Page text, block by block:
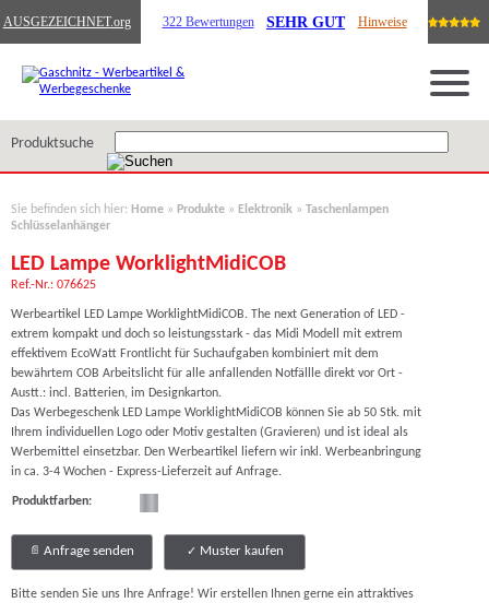
AUSGEZEICHNET.org 322 Bewertungen SEHR GUT Hinweise
Produktsuche
Sie befinden sich hier: Home » Produkte » Elektronik » Taschenlampen
Schlüsselanhänger
LED Lampe WorklightMidiCOB
Ref.-Nr.: 076625
Werbeartikel LED Lampe WorklightMidiCOB. The next Generation of LED -
extrem kompakt und doch so leistungsstark - das Midi Modell mit extrem
effektivem EcoWatt Frontlicht für Suchaufgaben kombiniert mit dem
bewährtem COB Arbeitslicht für alle anfallenden Notfällle direkt vor Ort -
Austt.: incl. Batterien, im Designkarton.
Das Werbegeschenk LED Lampe WorklightMidiCOB können Sie ab 50 Stk. mit
Ihrem individuellen Logo oder Motiv gestalten (Gravieren) und ist ideal als
Werbemittel einsetzbar. Den Werbeartikel liefern wir inkl. Werbeanbringung
in ca. 3-4 Wochen - Express-Lieferzeit auf Anfrage.
Produktfarben:
Anfrage senden Muster kaufen
Bitte senden Sie uns Ihre Anfrage! Wir erstellen Ihnen gerne ein attraktives